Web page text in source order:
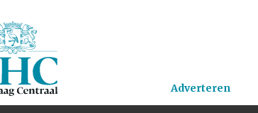
Adverteren